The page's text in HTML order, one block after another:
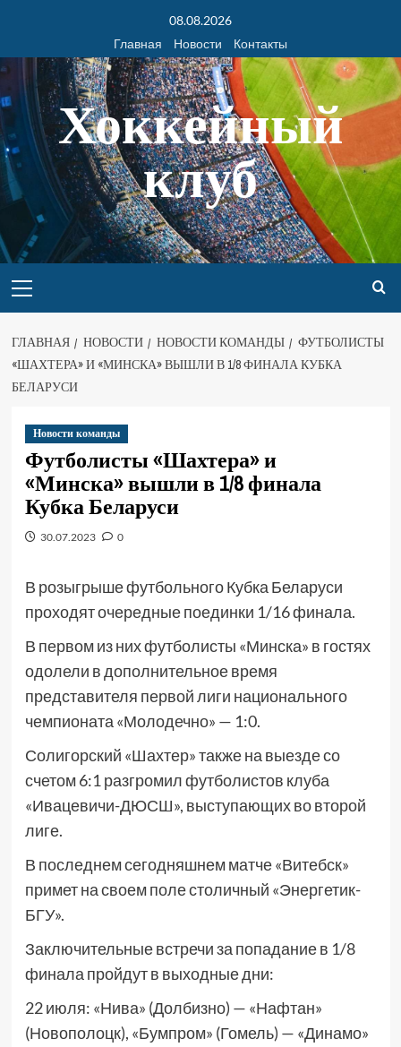
08.08.2026
Главная
Новости Контакты
Хоккейный
клуб
ГЛАВНАЯ НОВОСТИ НОВОСТИ КОМАНДЫ
ФУТБОЛИСТЫ
«ШАХТЕРА» И «МИНСКА» ВЫШЛИ В 1/8 ФИНАЛА КУБКА
БЕЛАРУСИ
Новости команды
Футболисты «Шахтера» и
«Минска» вышли в 1/8 финала
Кубка Беларуси
30.07.2023 0
В розыгрыше футбольного Кубка Беларуси
проходят очередные поединки 1/16 финала.
В первом из них футболисты «Минска» в гостях
одолели в дополнительное время
представителя первой лиги национального
чемпионата «Молодечно» — 1:0.
Солигорский «Шахтер» также на выезде со
счетом 6:1 разгромил футболистов клуба
«Ивацевичи-ДЮСШ», выступающих во второй
лиге.
В последнем сегодняшнем матче «Витебск»
примет на своем поле столичный «Энергетик-
БГУ».
Заключительные встречи за попадание в 1/8
финала пройдут в выходные дни:
22 июля: «Нива» (Долбизно) — «Нафтан»
(Новополоцк), «Бумпром» (Гомель) — «Динамо»